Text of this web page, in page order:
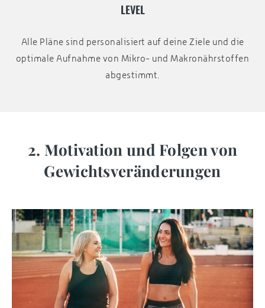
LEVEL
Alle Pläne sind personalisiert auf deine Ziele und die
optimale Aufnahme von Mikro- und Makronährstoffen
abgestimmt.
2. Motivation und Folgen von
Gewichtsveränderungen